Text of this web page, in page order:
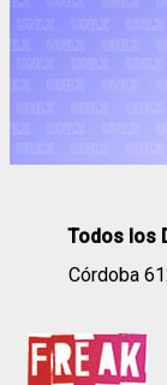
Todos los
Córdoba